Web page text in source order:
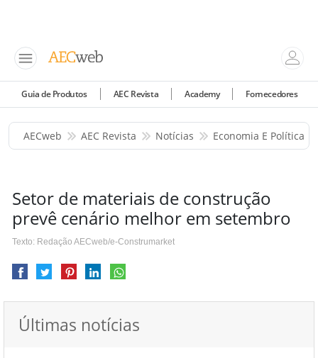
Guia de Produtos AEC Revista Academy Fornecedores
AECweb AEC Revista Notícias Economia E Política
Setor de materiais de construção
prevê cenário melhor em setembro
Texto: Redação AECweb/e-Construmarket
Últimas notícias